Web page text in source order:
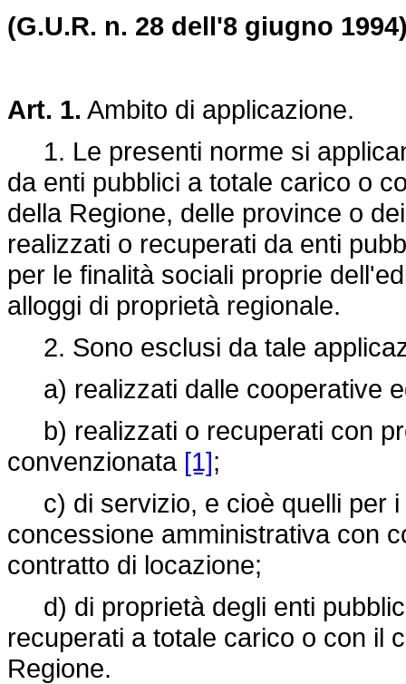
(G.U.R. n. 28 dell'8 giugno
Art. 1. Ambito di applicazione.
1. Le presenti norme si
da enti pubblici a totale carico o
della Regione, delle province o
realizzati o recuperati da enti
per le finalità sociali proprie
alloggi di proprietà regionale.
2. Sono esclusi da tale
a) realizzati dalle cooperative
b) realizzati o recuperati con
convenzionata [1];
c) di servizio, e cioè quelli per i
concessione amministrativa con
contratto di locazione;
d) di proprietà degli enti
recuperati a totale carico o con il
Regione.